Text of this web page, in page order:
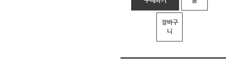
장바구
니